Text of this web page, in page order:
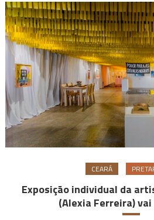
CEARÁ
Exposição individual da
(Alexia Ferreira)